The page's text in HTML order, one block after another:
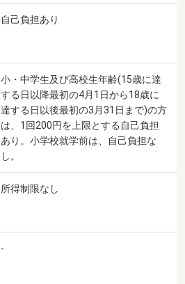
自己負担あり
小・中学生及び高校生年齢(15歳に達
する日以降最初の4月1日から18歳に
達する日以後最初の3月31日まで)の方
は、1回200円を上限とする自己負担
あり。小学校就学前は、自己負担な
し。
所得制限なし
-